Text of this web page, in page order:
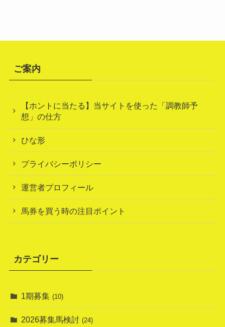
ご案内
【ホントに当たる】当サイトを使った「調教師予
想」の仕方
ひな形
プライバシーポリシー
運営者プロフィール
馬券を買う時の注目ポイント
カテゴリー
1期募集 (10)
2026募集馬検討 (24)